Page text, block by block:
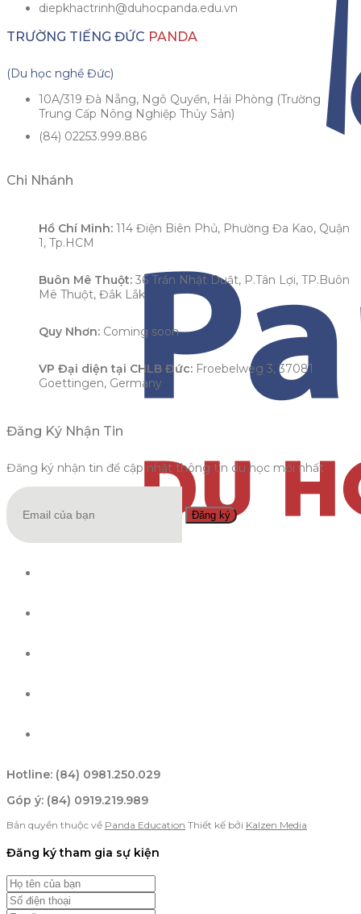
diepkhactrinh@duhocpanda.edu.vn
TRƯỜNG TIẾNG ĐỨC PANDA
(Du học nghề Đức)
10A/319 Đà Nẵng, Ngô Quyền, Hải Phòng (Trường
Trung Cấp Nông Nghiệp Thủy Sản)
(84) 02253.999.886
Chi Nhánh
Hồ Chí Minh: 114 Điện Biên Phủ, Phường Đa Kao, Quận
1, Tp.HCM
Buôn Mê Thuột: 36 Trần Nhật Duật, P.Tân Lợi, TP.Buôn
Mê Thuột, Đắk Lắk
Quy Nhơn: Coming soon
VP Đại diện tại CHLB Đức: Froebelweg 3, 37081
Goettingen, Germany
Đăng Ký Nhận Tin
Đăng ký nhận tin để cập nhật thông tin du học mới nhất
Đăng ký
Hotline: (84) 0981.250.029
Góp ý: (84) 0919.219.989
Bản quyền thuộc về Panda Education Thiết kế bởi Kalzen Media
Đăng ký tham gia sự kiện